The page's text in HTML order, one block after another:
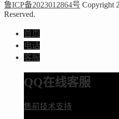
鲁ICP备2023012864号 Copyright
Reserved.
首页
电话
客服
QQ在线客服
售前技术支持